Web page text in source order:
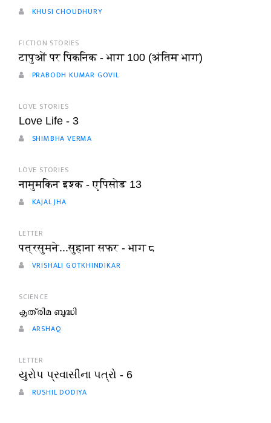
KHUSI CHOUDHURY
FICTION STORIES
टापुओं पर पिकनिक - भाग 100 (अंतिम भाग)
PRABODH KUMAR GOVIL
LOVE STORIES
Love Life - 3
SHIMBHA VERMA
LOVE STORIES
नामुमकिन इश्क - एपिसोड 13
KAJAL JHA
LETTER
पत्रसुमने...सुहाना सफर - भाग ८
VRISHALI GOTKHINDIKAR
SCIENCE
കൃത്രിമ ബുദ്ധി
ARSHAQ
LETTER
યુરોપ પ્રવાસીના પત્રો - 6
RUSHIL DODIYA